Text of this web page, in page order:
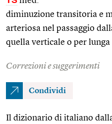
diminuzione transitoria e
arteriosa nel passaggio
quella verticale o per
Correzioni e suggerimenti
Condividi
Il dizionario di italiano